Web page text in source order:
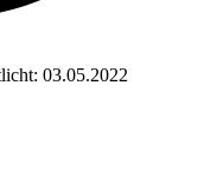
03.05.2022